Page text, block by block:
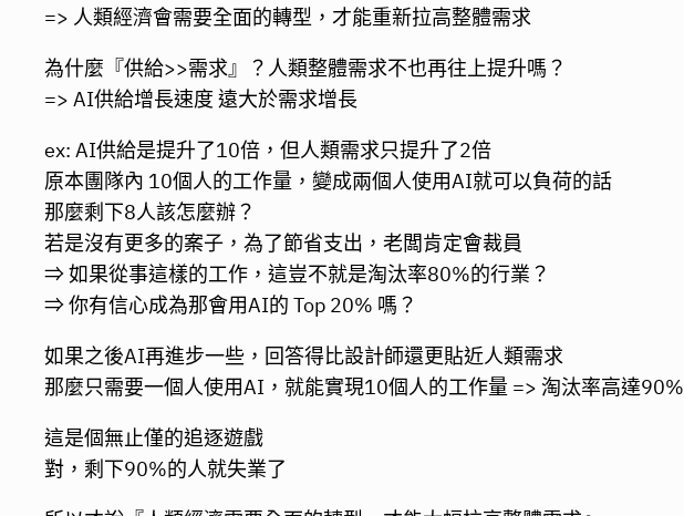
=> 人類經濟會需要全面的轉型，才能重新拉高整體需求
為什麼『供給>>需求』？人類整體需求不也再往上提升嗎？
=> AI供給增長速度 遠大於需求增長
ex: AI供給是提升了10倍，但人類需求只提升了2倍
原本團隊內 10個人的工作量，變成兩個人使用AI就可以負荷的話
那麼剩下8人該怎麼辦？
若是沒有更多的案子，為了節省支出，老闆肯定會裁員
⇒ 如果從事這樣的工作，這豈不就是淘汰率80%的行業？
⇒ 你有信心成為那會用AI的 Top 20% 嗎？
如果之後AI再進步一些，回答得比設計師還更貼近人類需求
那麼只需要一個人使用AI，就能實現10個人的工作量 => 淘汰率高達90%
這是個無止僅的追逐遊戲
對，剩下90%的人就失業了